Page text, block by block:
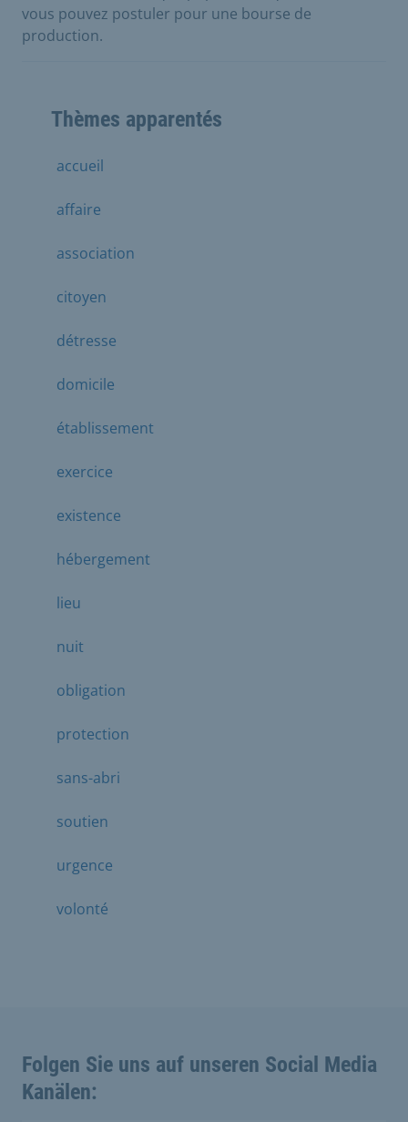
vous pouvez postuler pour une bourse de
production.
Thèmes apparentés
accueil
affaire
association
citoyen
détresse
domicile
établissement
exercice
existence
hébergement
lieu
nuit
obligation
protection
sans-abri
soutien
urgence
volonté
Folgen Sie uns auf unseren Social Media
Kanälen: